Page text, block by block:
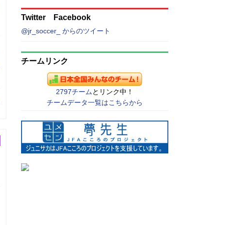
Twitter Facebook
@jr_soccer_ からのツイート
チームリンク
2797チーム とリンク中！
チームデータ一覧はこちらから